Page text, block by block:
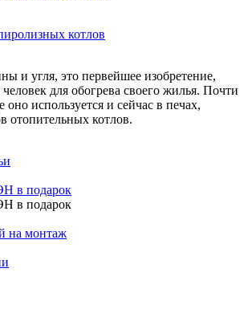
котлов
и угля, это первейшее изобретение,
для обогрева своего жилья. Почти
используется и сейчас в печах,
отопительных котлов.
в подарок
в подарок
на монтаж